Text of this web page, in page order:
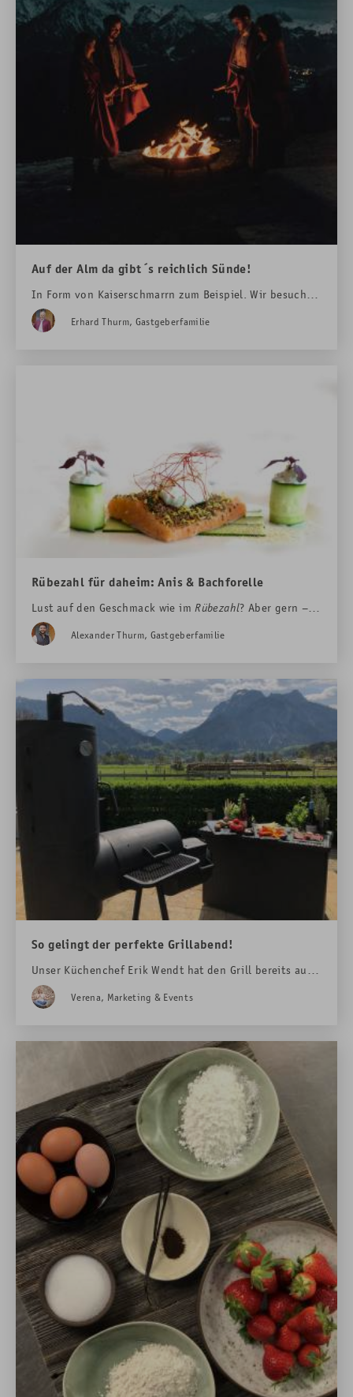
Auf der Alm da gibt´s reichlich Sünde!
In Form von Kaiserschmarrn zum Beispiel. Wir besuchen
daher die
Erhard Thurm, Gastgeberfamilie
Rübezahl für daheim: Anis & Bachforelle
Lust auf den Geschmack wie imRübezahl? Aber gern –
unser Küchenchef hat da mal was vorbereitet…
Alexander Thurm, Gastgeberfamilie
So gelingt der perfekte Grillabend!
Unser Küchenchef Erik Wendt hat den Grill bereits aus
dem Winterschlaf geholt und ein paar Grilltipps für Sie
vorbereitet.
Verena, Marketing & Events